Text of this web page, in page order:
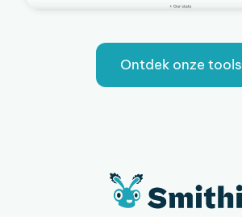
Ontdek onze tools